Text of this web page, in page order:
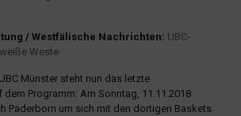
/ Westfälische Nachrichten: UBC-
Weste
Münster steht nun das letzte
Programm: Am Sonntag, 11.11.2018
Paderborn um sich mit den dortigen Baskets